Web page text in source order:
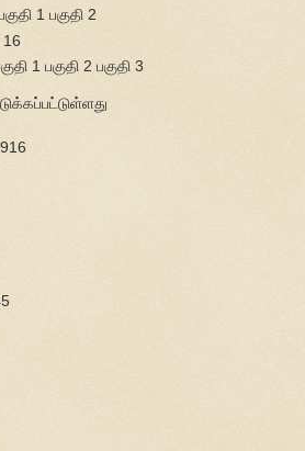
1 பகுதி 2
16
1 பகுதி 2 பகுதி 3